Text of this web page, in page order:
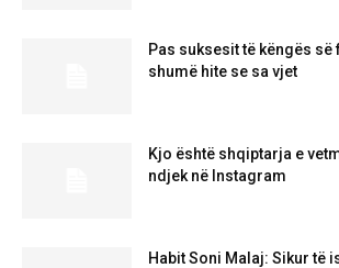
Pas suksesit të këngës
shumë hite se sa vjet
Kjo është shqiptarja e
ndjek në Instagram
Habit Soni Malaj: Sikur të